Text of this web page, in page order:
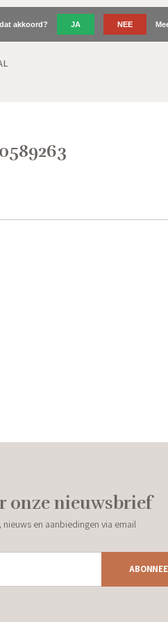
onze nieuwsbrief
en aanbiedingen via email
akkoord? JA NEE